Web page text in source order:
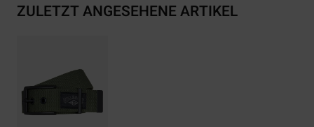
ZULETZT ANGESEHENE ARTIKEL